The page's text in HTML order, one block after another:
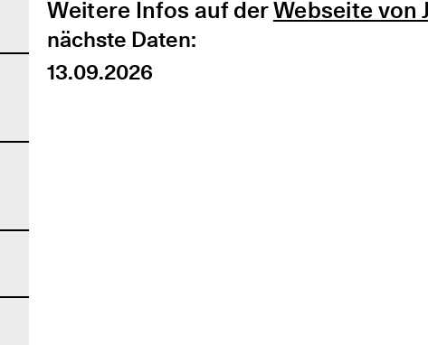
Weitere Infos auf derWebseite von
nächste Daten:
13.09.2026